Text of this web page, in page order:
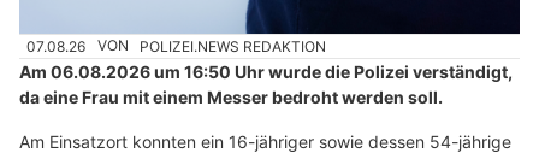
07.08.26 VON POLIZEI.NEWS REDAKTION
Am 06.08.2026 um 16:50 Uhr wurde die Polizei verständigt,
da eine Frau mit einem Messer bedroht werden soll.
Am Einsatzort konnten ein 16-jähriger sowie dessen 54-jährige